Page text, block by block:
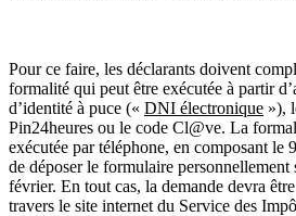
Pour ce faire, les déclarants doivent
formalité qui peut être exécutée à partir
d’identité à puce (« DNI électronique »),
Pin24heures ou le code Cl@ve. La
exécutée par téléphone, en composant
de déposer le formulaire personnellement
février. En tout cas, la demande devra
travers le site internet du Service des